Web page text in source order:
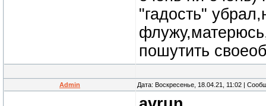
"гадость"
пошутить
Admin Дата: Воскресенье, 18.04.21, 11:02 |